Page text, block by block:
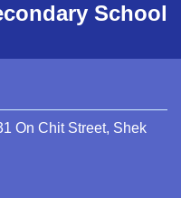
School
On Chit Street, Shek